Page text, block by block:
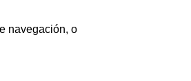
navegación, o